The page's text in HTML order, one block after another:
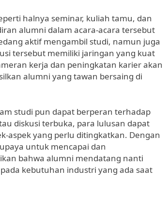
halnya seminar, kuliah tamu, dan
alumni dalam acara-acara tersebut
aktif mengambil studi, namun juga
tersebut memiliki jaringan yang kuat
kerja dan peningkatan karier akan
alumni yang tawan bersaing di
studi pun dapat berperan terhadap
diskusi terbuka, para lulusan dapat
aspek yang perlu ditingkatkan. Dengan
untuk mencapai dan
bahwa alumni mendatang nanti
kebutuhan industri yang ada saat